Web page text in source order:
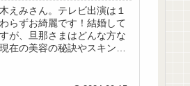
えみさん。テレビ出演は１
らずお綺麗です！結婚して
が、旦那さまはどんな方な
在の美容の秘訣やスキンケ